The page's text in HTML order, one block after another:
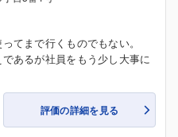
てまで行くものでもない。
あるが社員をもう少し大事に
評価の詳細を見る